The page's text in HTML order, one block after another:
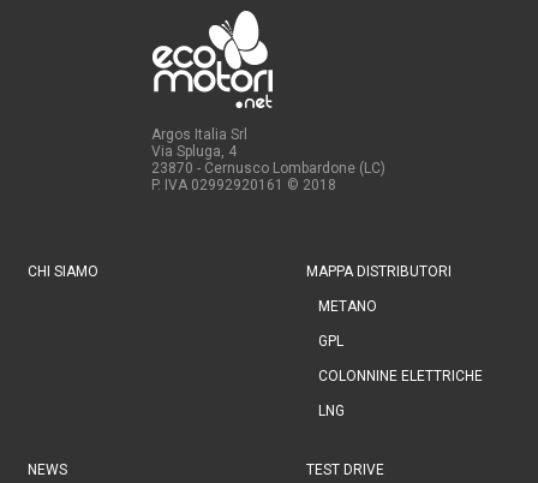
Argos Italia Srl
Via Spluga, 4
23870 - Cernusco Lombardone (LC)
P. IVA 02992920161 © 2018
CHI SIAMO MAPPA DISTRIBUTORI
METANO
GPL
COLONNINE ELETTRICHE
LNG
NEWS TEST DRIVE